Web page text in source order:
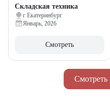
Смотреть
Складская техника
г Екатеринбург
Январь, 2026
Смотреть